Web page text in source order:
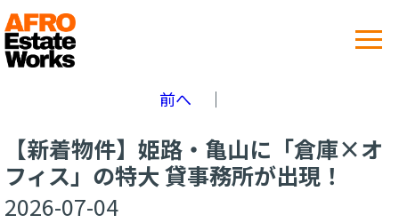
内
容
を
前へ ｜
【新着物件】姫路・亀山に「倉庫×オ
フィス」の特大 貸事務所が出現！
2026-07-04